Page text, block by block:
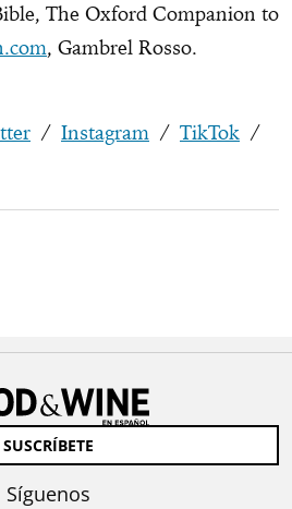
The Oxford Companion to
, Gambrel Rosso.
/ Instagram / TikTok /
SUSCRÍBETE
Síguenos